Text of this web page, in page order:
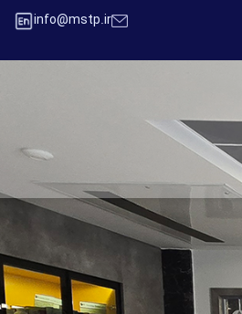
info@mstp.ir